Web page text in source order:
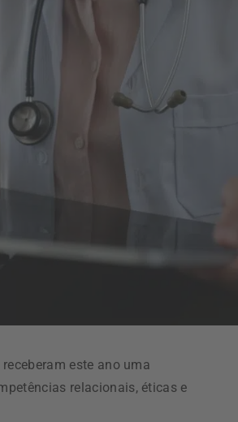
este ano uma
relacionais, éticas e